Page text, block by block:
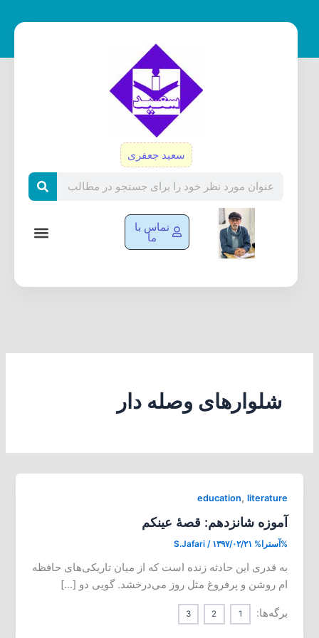
سعید جعفری
تماس با
ما
شلوارهای وصله دار
education, literature
آموزه شانزدهم: قصۀ عینکم
%آسترا% S.Jafari / ۱۳۹۷/۰۲/۲۱
به قدری این حادثه زنده است که از میان تاریکی‌های حافظه
ام روشن و پرفروغ مثل روز می‌درخشد. گویی دو […]
برگه‌ها: 1
2
3